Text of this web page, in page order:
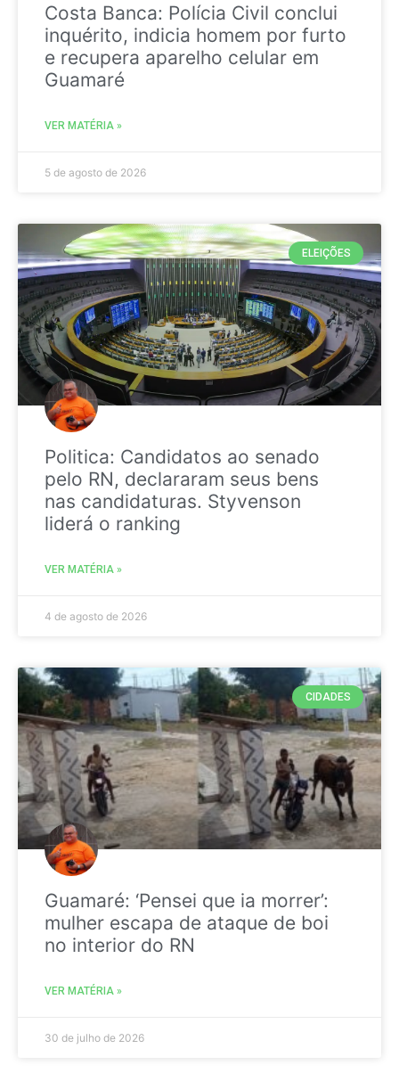
Costa Banca: Polícia Civil conclui
inquérito, indicia homem por furto
e recupera aparelho celular em
Guamaré
VER MATÉRIA »
5 de agosto de 2026
ELEIÇÕES
Politica: Candidatos ao senado
pelo RN, declararam seus bens
nas candidaturas. Styvenson
liderá o ranking
VER MATÉRIA »
4 de agosto de 2026
CIDADES
Guamaré: ‘Pensei que ia morrer’:
mulher escapa de ataque de boi
no interior do RN
VER MATÉRIA »
30 de julho de 2026